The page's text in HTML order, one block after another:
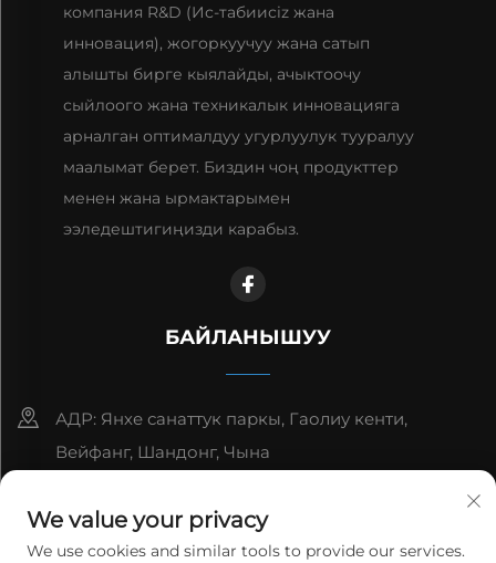
компания R&D (Ис-табиисiz жана
инновация), жогоркуучуу жана сатып
алышты бирге кыялайды, ачыктоочу
сыйлоого жана техникалык инновацияга
арналган оптималдуу угурлуулук тууралуу
маалымат берет. Биздин чоң продукттер
менен жана ырмактарымен
ээледештигиңизди карабыз.
БАЙЛАНЫШУУ
АДР: Янхе санаттук паркы, Гаолиу кенти,
Вейфанг, Шандонг, Чына
[email protected]
We value your privacy
We use cookies and similar tools to provide our services.